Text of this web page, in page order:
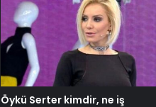
Öykü Serter kimdir, ne iş